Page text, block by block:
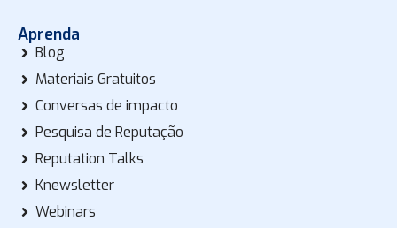
Aprenda
Blog
Materiais Gratuitos
Conversas de impacto
Pesquisa de Reputação
Reputation Talks
Knewsletter
Webinars